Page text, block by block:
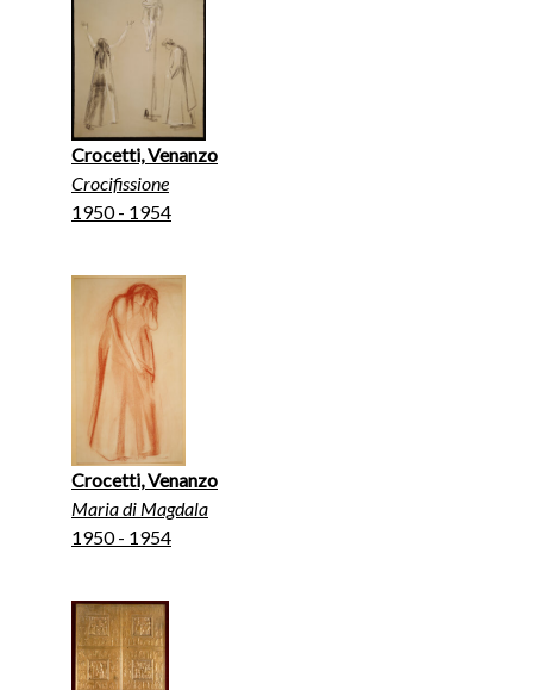
Crocetti, Venanzo
Crocifissione
1950 - 1954
Crocetti, Venanzo
Maria di Magdala
1950 - 1954